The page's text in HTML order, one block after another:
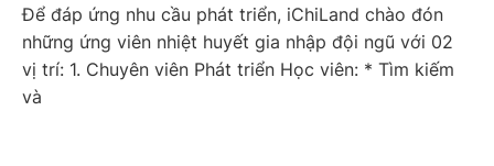
Để đáp ứng nhu cầu phát triển, iChiLand chào đón
những ứng viên nhiệt huyết gia nhập đội ngũ với 02
vị trí: 1. Chuyên viên Phát triển Học viên: * Tìm kiếm
và